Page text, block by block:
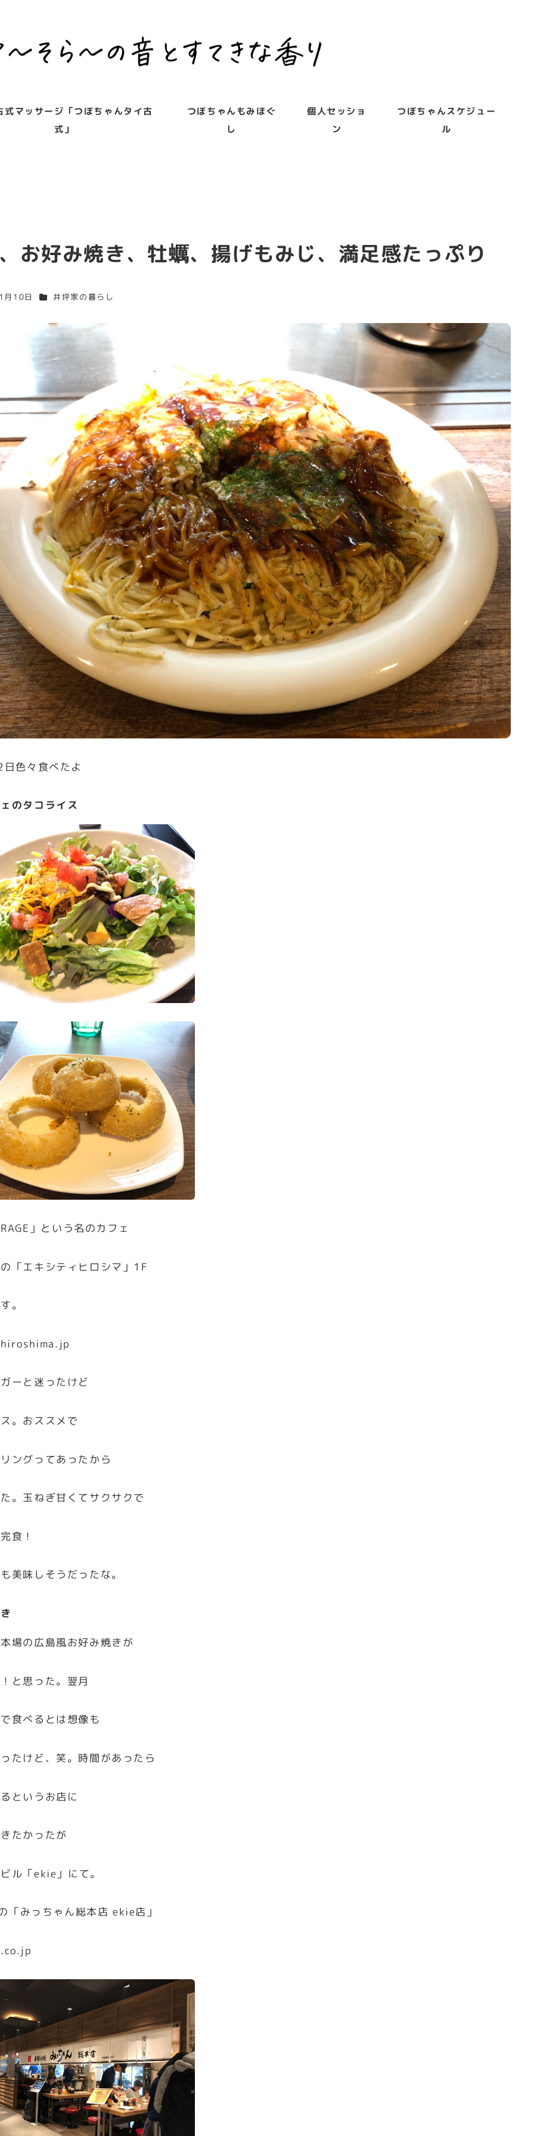
式マッサージ「つぼちゃんタイ古
式」
つぼちゃんもみほぐ
し
個人セッショ
ン
つぼちゃんスケジュー
ル
お好み焼き、牡蠣、揚げもみじ、満足感たっぷり
10日 カテゴリー
井坪家の暮らし
色々食べたよ
のタコライス
」という名のカフェ
「エキシティヒロシマ」1F
。
ーと迷ったけど
。おススメで
ングってあったから
。玉ねぎ甘くてサクサクで
食！
美味しそうだったな。
場の広島風お好み焼きが
と思った。翌月
食べるとは想像も
たけど、笑。時間があったら
というお店に
たかったが
ル「ekie」にて。
「みっちゃん総本店 ekie店」